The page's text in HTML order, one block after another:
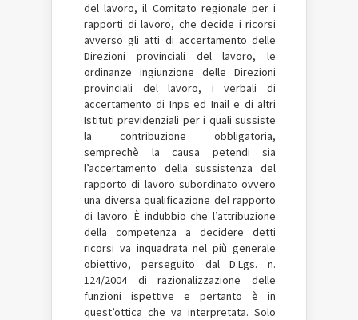
del lavoro, il Comitato regionale per i
rapporti di lavoro, che decide i ricorsi
avverso gli atti di accertamento delle
Direzioni provinciali del lavoro, le
ordinanze ingiunzione delle Direzioni
provinciali del lavoro, i verbali di
accertamento di Inps ed Inail e di altri
Istituti previdenziali per i quali sussiste
la contribuzione obbligatoria,
semprechè la causa petendi sia
l’accertamento della sussistenza del
rapporto di lavoro subordinato ovvero
una diversa qualificazione del rapporto
di lavoro. È indubbio che l’attribuzione
della competenza a decidere detti
ricorsi va inquadrata nel più generale
obiettivo, perseguito dal D.Lgs. n.
124/2004 di razionalizzazione delle
funzioni ispettive e pertanto è in
quest’ottica che va interpretata. Solo